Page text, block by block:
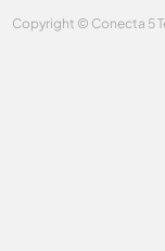
Copyright © Conecta 5